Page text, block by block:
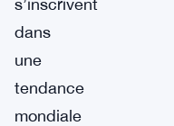
s’inscrivent
dans
une
tendance
mondiale